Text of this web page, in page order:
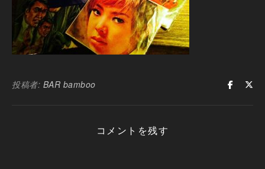
投稿者: BAR bamboo
コメントを残す